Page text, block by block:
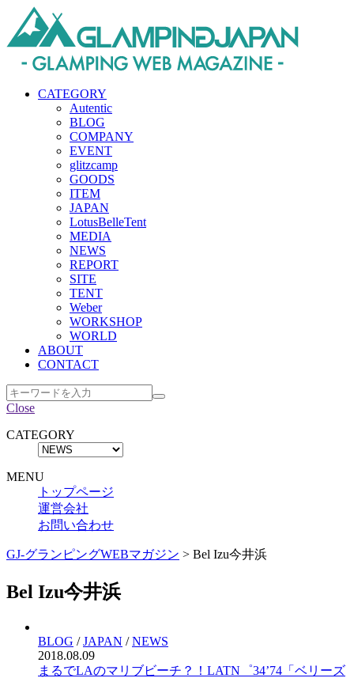
CATEGORY
Autentic
BLOG
COMPANY
EVENT
glitzcamp
GOODS
ITEM
JAPAN
LotusBelleTent
MEDIA
NEWS
REPORT
SITE
TENT
Weber
WORKSHOP
WORLD
ABOUT
CONTACT
Close
CATEGORY
MENU
トップページ
運営会社
お問い合わせ
GJ-グランピングWEBマガジン > Bel Izu今井浜
Bel Izu今井浜
BLOG /JAPAN /NEWS
2018.08.09
まるでLAのマリブビーチ？！LATN゜34’74「ベリーズ